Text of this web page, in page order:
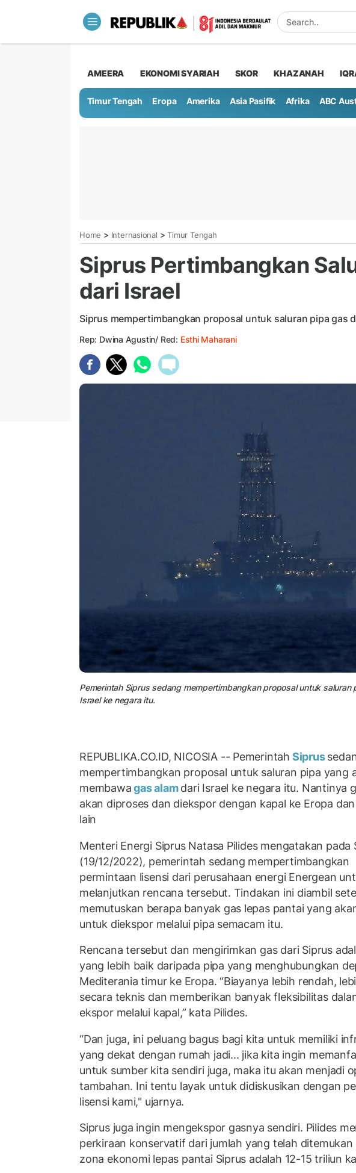
AMEERA EKONOMI SYARIAH SKOR KHAZANAH
Timur Tengah Eropa Amerika Asia Pasifik Afrika ABC
Home > Internasional > Timur Tengah
Siprus Pertimbangkan
dari Israel
Siprus mempertimbangkan proposal untuk saluran pipa gas
Rep: Dwina Agustin/ Red: Esthi Maharani
Pemerintah Siprus sedang mempertimbangkan proposal untuk
Israel ke negara itu.
REPUBLIKA.CO.ID, NICOSIA -- Pemerintah Siprus
mempertimbangkan proposal untuk saluran pipa yang
membawagas alamdari Israel ke negara itu. Nantinya
akan diproses dan diekspor dengan kapal ke Eropa
lain
Menteri Energi Siprus Natasa Pilides mengatakan pada
(19/12/2022), pemerintah sedang mempertimbangkan
permintaan lisensi dari perusahaan energi Energean
melanjutkan rencana tersebut. Tindakan ini diambil
memutuskan berapa banyak gas lepas pantai yang
untuk diekspor melalui pipa semacam itu.
Rencana tersebut dan mengirimkan gas dari Siprus
yang lebih baik daripada pipa yang menghubungkan
Mediterania timur ke Eropa. “Biayanya lebih rendah,
secara teknis dan memberikan banyak fleksibilitas
ekspor melalui kapal,” kata Pilides.
“Dan juga, ini peluang bagus bagi kita untuk memiliki
yang dekat dengan rumah jadi... jika kita ingin
untuk sumber kita sendiri juga, maka itu akan menjadi
tambahan. Ini tentu layak untuk didiskusikan dengan
lisensi kami," ujarnya.
Siprus juga ingin mengekspor gasnya sendiri. Pilides
perkiraan konservatif dari jumlah yang telah ditemukan
zona ekonomi lepas pantai Siprus adalah 12-15 triliun